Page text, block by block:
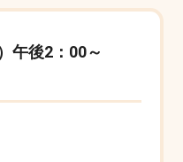
後2：00～